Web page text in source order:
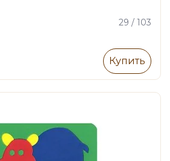
29 / 103
Купить